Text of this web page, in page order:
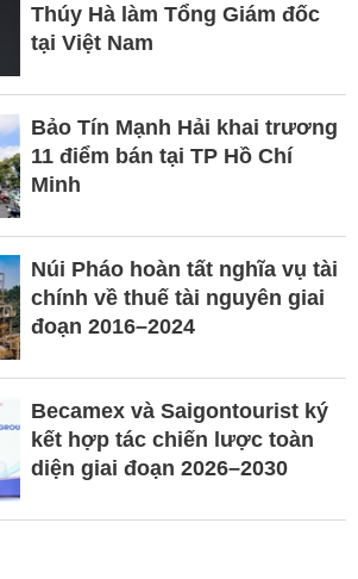
Thúy Hà làm Tổng Giám đốc
tại Việt Nam
Bảo Tín Mạnh Hải khai trương
11 điểm bán tại TP Hồ Chí
Minh
Núi Pháo hoàn tất nghĩa vụ tài
chính về thuế tài nguyên giai
đoạn 2016–2024
Becamex và Saigontourist ký
kết hợp tác chiến lược toàn
diện giai đoạn 2026–2030